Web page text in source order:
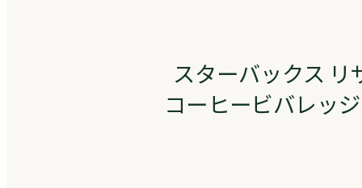
スターバックス リ
コーヒービバレッ